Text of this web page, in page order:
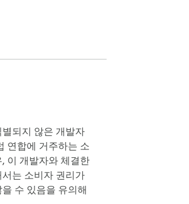
완벽하게 지원합니
되지 않은 개발자
연합에 거주하는 소
이 개발자와 체결한
는 소비자 권리가
수 있음을 유의해